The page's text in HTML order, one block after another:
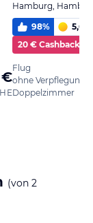
€
Hamburg,
98% 5,6
20 € Cashback
Flug
ohne Verpflegung
Doppelzimmer
(von 2